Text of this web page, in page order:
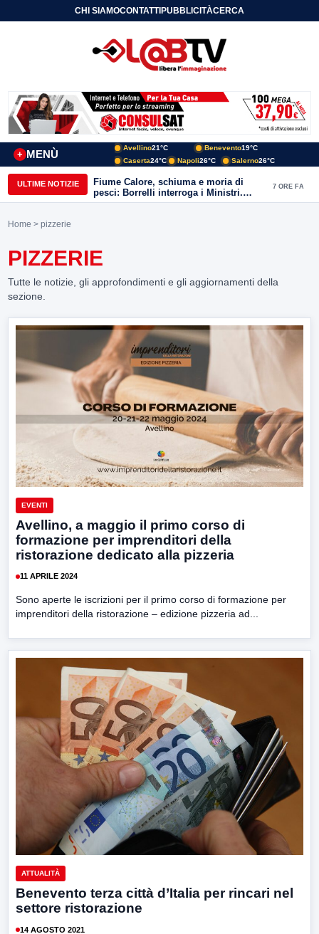
CHI SIAMOCONTATTIPUBBLICITÀCERCA
MENÙ
+
Avellino21°C Benevento19°C
Caserta24°C Napoli26°C Salerno26°C
ULTIME NOTIZIE
Fiume Calore, schiuma e moria di
pesci: Borrelli interroga i Ministri.
“Benevento paga l’assenza del
7 ORE FA
Home > pizzerie
PIZZERIE
Tutte le notizie, gli approfondimenti e gli aggiornamenti della
sezione.
EVENTI
Avellino, a maggio il primo corso di
formazione per imprenditori della
ristorazione dedicato alla pizzeria
11 APRILE 2024
Sono aperte le iscrizioni per il primo corso di formazione per
imprenditori della ristorazione – edizione pizzeria ad...
ATTUALITÀ
Benevento terza città d’Italia per rincari nel
settore ristorazione
14 AGOSTO 2021